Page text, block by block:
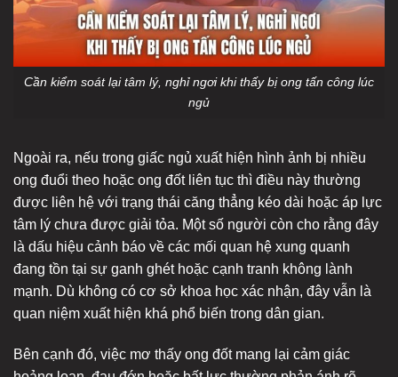
Cần kiểm soát lại tâm lý, nghỉ ngơi khi thấy bị ong tấn công lúc
ngủ
Ngoài ra, nếu trong giấc ngủ xuất hiện hình ảnh bị nhiều
ong đuổi theo hoặc ong đốt liên tục thì điều này thường
được liên hệ với trạng thái căng thẳng kéo dài hoặc áp lực
tâm lý chưa được giải tỏa. Một số người còn cho rằng đây
là dấu hiệu cảnh báo về các mối quan hệ xung quanh
đang tồn tại sự ganh ghét hoặc cạnh tranh không lành
mạnh. Dù không có cơ sở khoa học xác nhận, đây vẫn là
quan niệm xuất hiện khá phổ biến trong dân gian.
Bên cạnh đó, việc mơ thấy ong đốt mang lại cảm giác